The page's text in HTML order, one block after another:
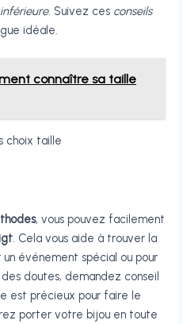
. Suivez ces conseils
idéale.
connaître sa taille
, vous pouvez facilement
. Cela vous aide à trouver la
événement spécial ou pour
doutes, demandez conseil
est précieux pour faire le
porter votre bijou en toute